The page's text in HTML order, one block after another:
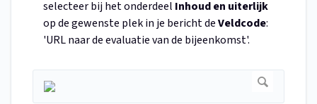
selecteer bij het onderdeel Inhoud en uiterlijk
op de gewenste plek in je bericht deVeldcode:
'URL naar de evaluatie van de bijeenkomst'.